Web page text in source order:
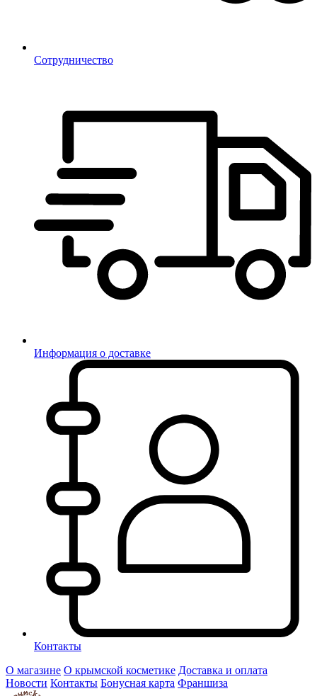
Сотрудничество
Информация о доставке
Контакты
О магазине О крымской косметике Доставка и оплата
Новости Контакты Бонусная карта Франшиза